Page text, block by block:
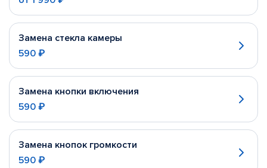
Замена стекла камеры
590 ₽
Замена кнопки включения
590 ₽
Замена кнопок громкости
590 ₽